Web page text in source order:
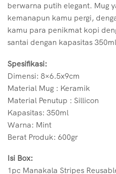
berwarna putih elegant. Mug
kemanapun kamu pergi,
kamu para penikmat kopi
santai dengan kapasitas
Spesifikasi:
Dimensi: 8×6.5x9cm
Material Mug : Keramik
Material Penutup : Sillicon
Kapasitas: 350ml
Warna: Mint
Berat Produk: 600gr
Isi Box:
1pc Manakala Stripes